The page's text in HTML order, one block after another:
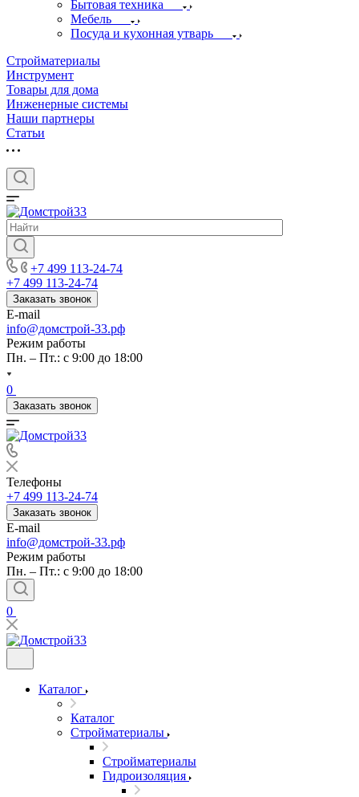
Бытовая техника
Мебель
Посуда и кухонная утварь
Стройматериалы
Инструмент
Товары для дома
Инженерные системы
Наши партнеры
Статьи
+7 499 113-24-74
+7 499 113-24-74
Заказать звонок
E-mail
info@домстрой-33.рф
Режим работы
Пн. – Пт.: с 9:00 до 18:00
0
Заказать звонок
Телефоны
+7 499 113-24-74
Заказать звонок
E-mail
info@домстрой-33.рф
Режим работы
Пн. – Пт.: с 9:00 до 18:00
0
Каталог
Каталог
Стройматериалы
Стройматериалы
Гидроизоляция